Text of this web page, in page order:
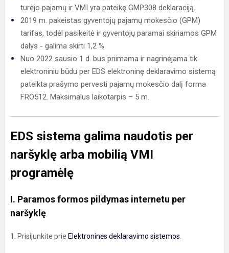
turėjo pajamų ir VMI yra pateikę GMP308 deklaraciją.
2019 m. pakeistas gyventojų pajamų mokesčio (GPM)
tarifas, todėl pasikeitė ir gyventojų paramai skiriamos GPM
dalys - galima skirti 1,2 %
Nuo 2022 sausio 1 d. bus priimama ir nagrinėjama tik
elektroniniu būdu per EDS elektroninę deklaravimo sistemą
pateikta prašymo pervesti pajamų mokesčio dalį forma
FRO512. Maksimalus laikotarpis – 5 m.
EDS sistema galima naudotis per
naršyklę arba mobilią VMI
programėlę
I. Paramos formos pildymas internetu per
naršyklę
1. Prisijunkite prie Elektroninės deklaravimo sistemos